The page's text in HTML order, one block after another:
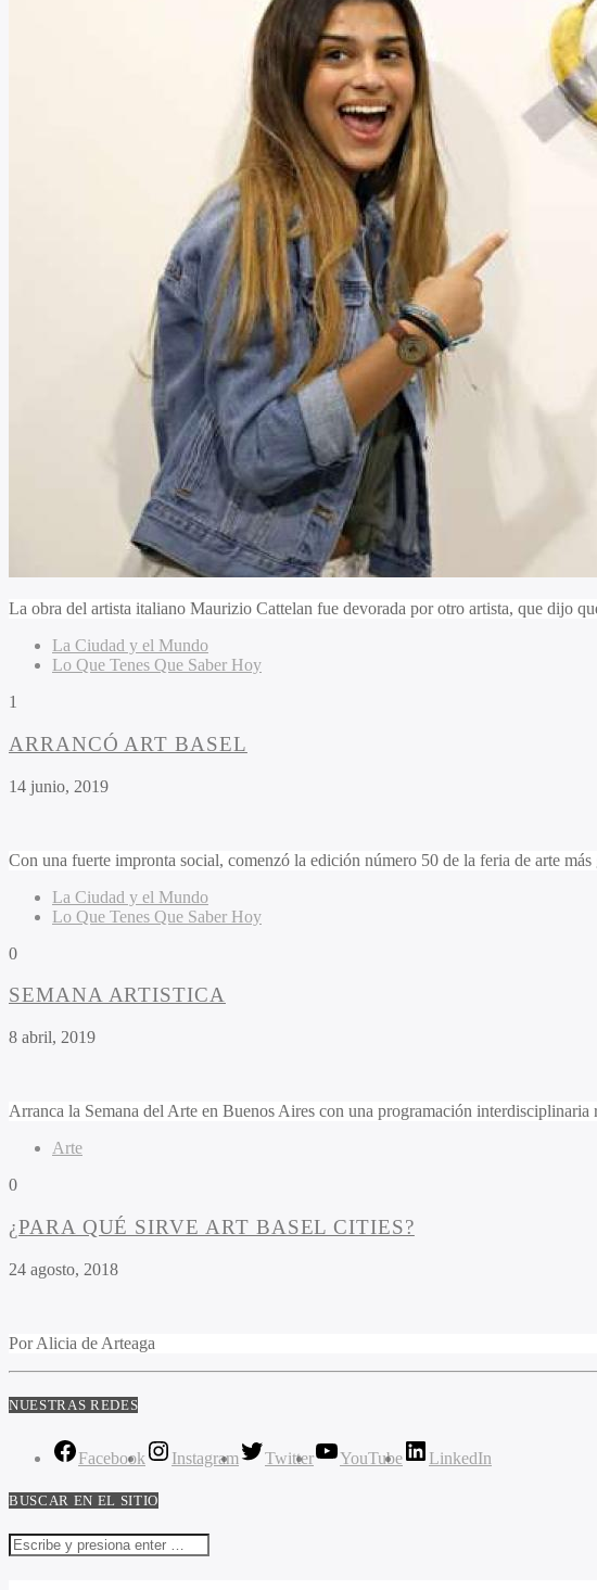
La obra del artista italiano Maurizio Cattelan fue devorada por otro artista, que dijo
La Ciudad y el Mundo
Lo Que Tenes Que Saber Hoy
1
ARRANCÓ ART BASEL
14 junio, 2019
Con una fuerte impronta social, comenzó la edición número 50 de la feria de arte
La Ciudad y el Mundo
Lo Que Tenes Que Saber Hoy
0
SEMANA ARTISTICA
8 abril, 2019
Arranca la Semana del Arte en Buenos Aires con una programación interdisciplinaria
Arte
0
¿PARA QUÉ SIRVE ART BASEL CITIES?
24 agosto, 2018
Por Alicia de Arteaga
NUESTRAS REDES
Facebook Instagram Twitter YouTube LinkedIn
BUSCAR EN EL SITIO